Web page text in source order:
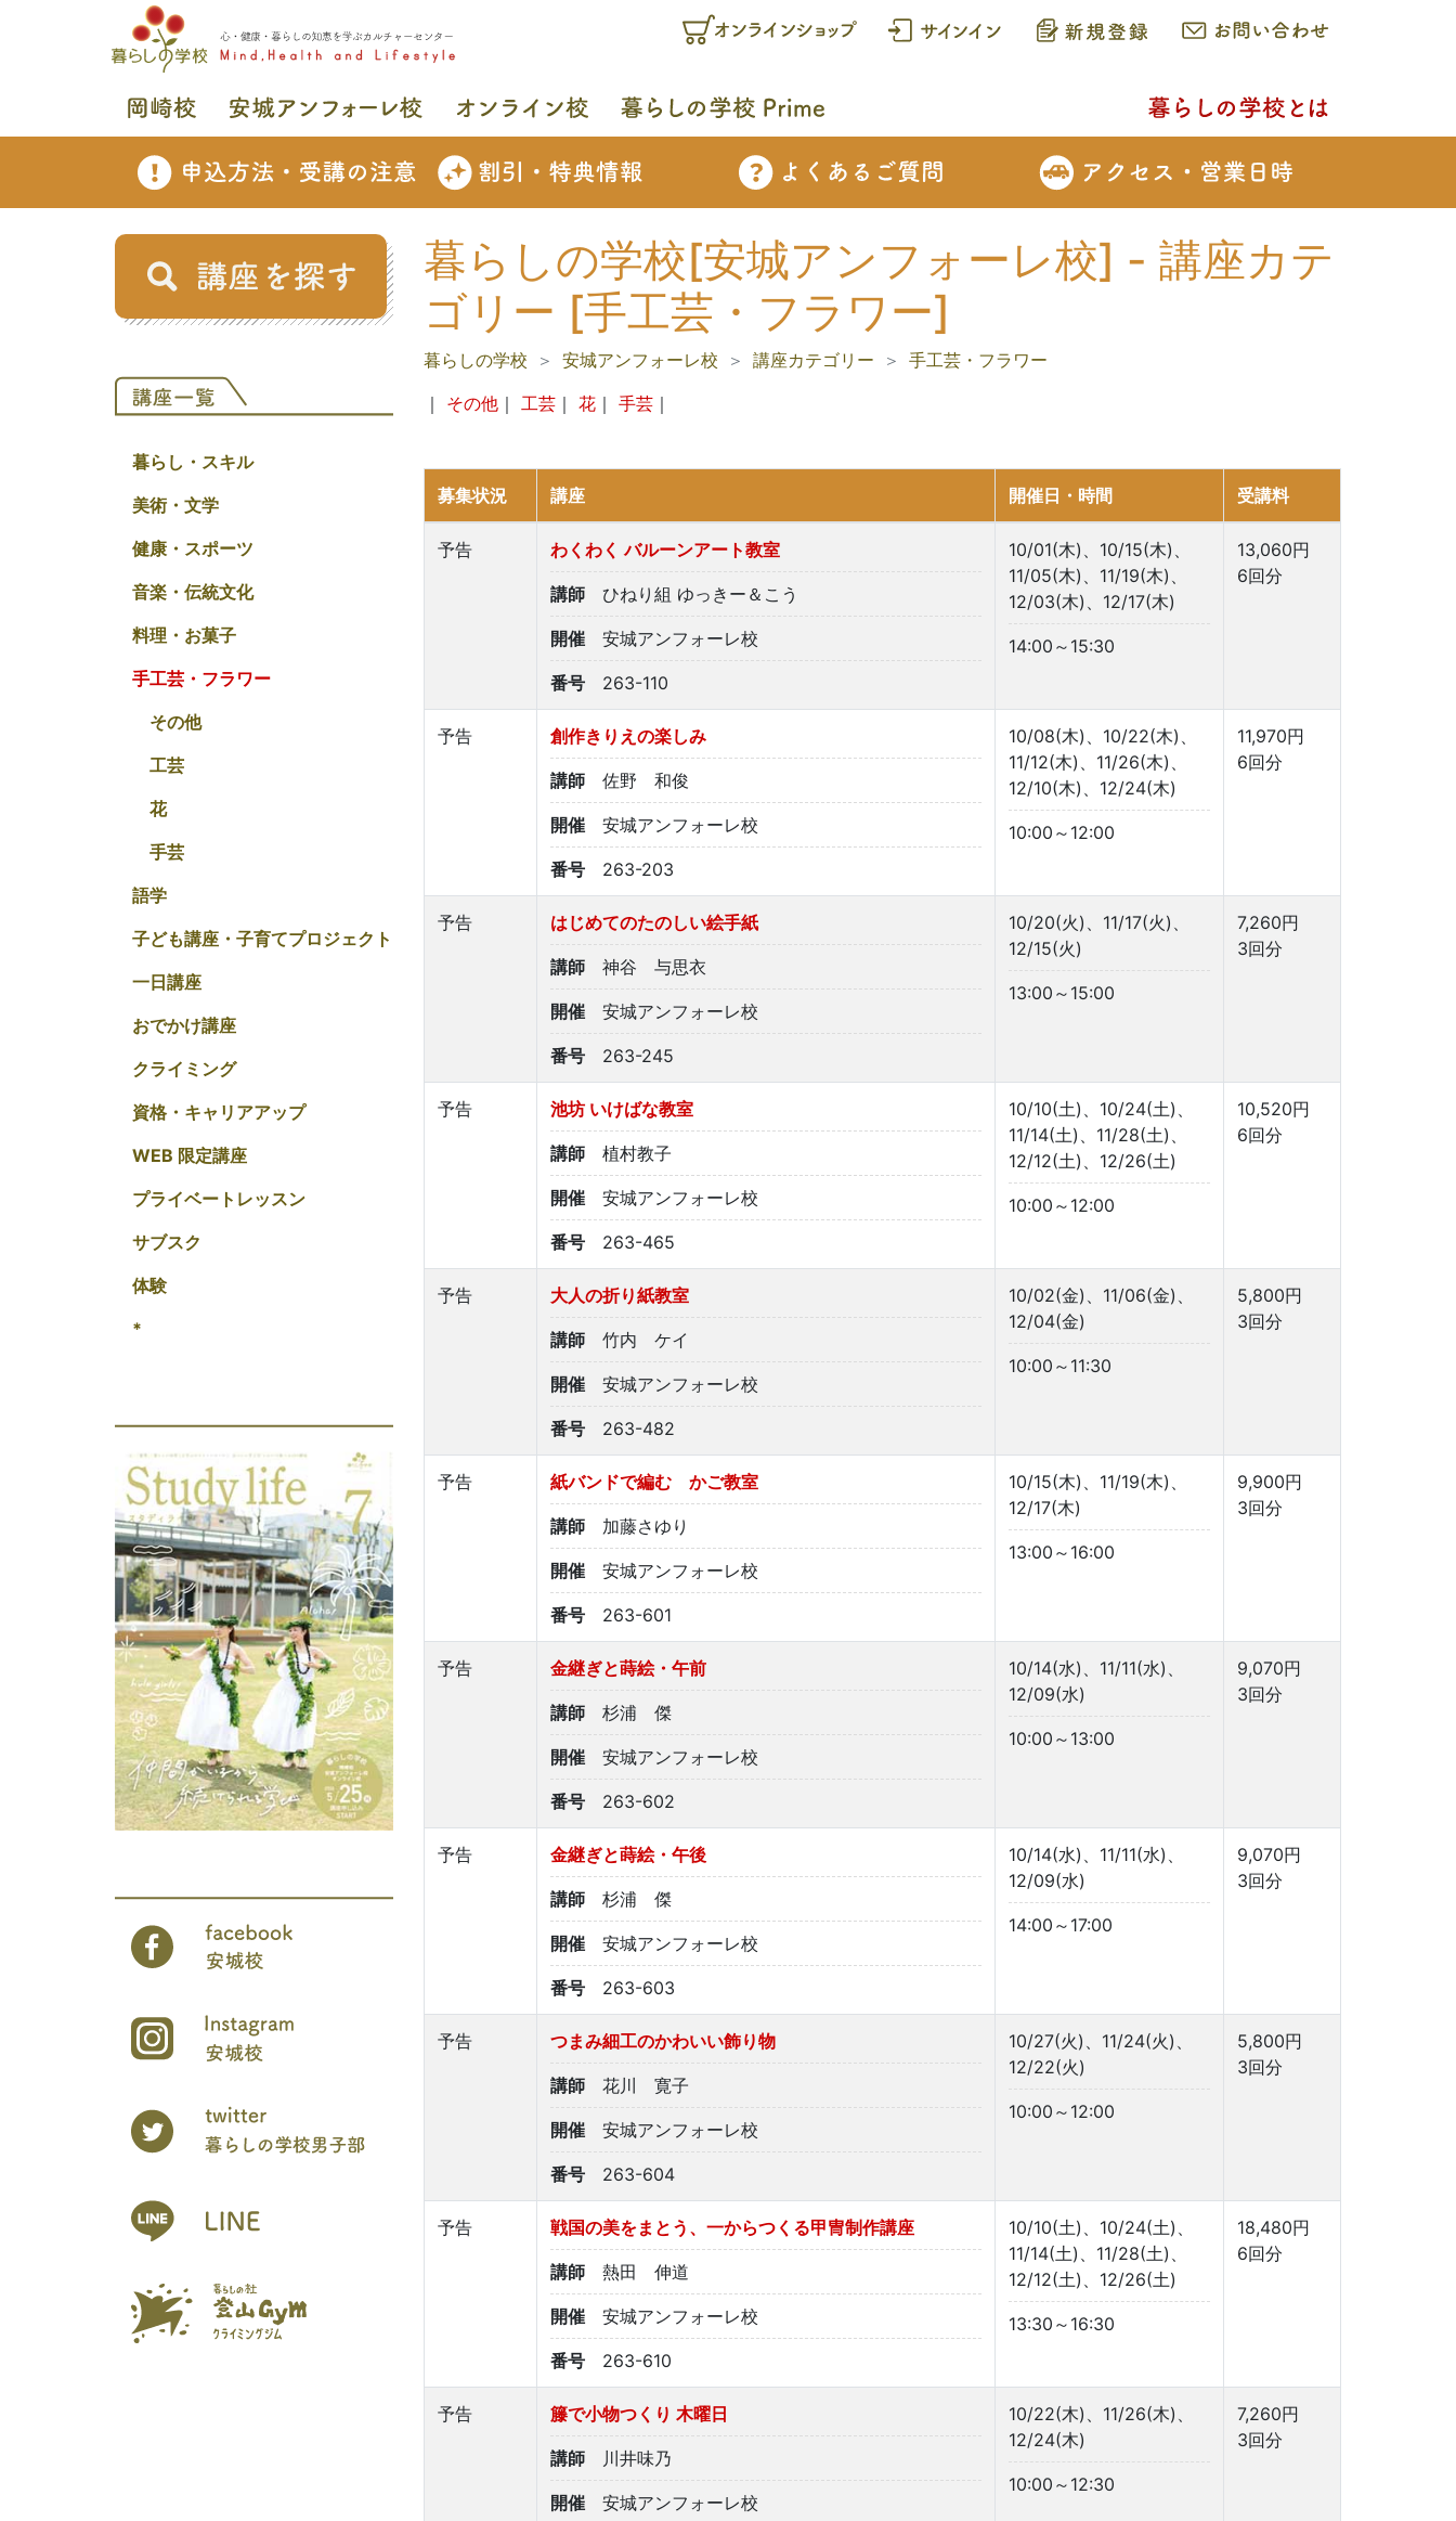
暮らし・スキル
美術・文学
健康・スポーツ
音楽・伝統文化
料理・お菓子
手工芸・フラワー
その他
工芸
花
手芸
語学
子ども講座・子育てプロジェクト
一日講座
おでかけ講座
クライミング
資格・キャリアアップ
WEB 限定講座
プライベートレッスン
サブスク
体験
*
暮らしの学校[安城アンフォーレ校] - 講座カテ
ゴリー [手工芸・フラワー]
暮らしの学校 安城アンフォーレ校 講座カテゴリー
手工芸・フラワー
｜ その他 ｜ 工芸 ｜ 花 ｜ 手芸 ｜
募集状況 講座 開催日・時間 受講料
予告 わくわく バルーンアート教室
講師 ひねり組 ゆっきー＆こう
開催 安城アンフォーレ校
番号 263-110
10/01(木)、10/15(木)、
11/05(木)、11/19(木)、
12/03(木)、12/17(木)
14:00～15:30
13,060円
6回分
予告 創作きりえの楽しみ
講師 佐野 和俊
開催 安城アンフォーレ校
番号 263-203
10/08(木)、10/22(木)、
11/12(木)、11/26(木)、
12/10(木)、12/24(木)
10:00～12:00
11,970円
6回分
予告 はじめてのたのしい絵手紙
講師 神谷 与思衣
開催 安城アンフォーレ校
番号 263-245
10/20(火)、11/17(火)、
12/15(火)
13:00～15:00
7,260円
3回分
予告 池坊 いけばな教室
講師 植村教子
開催 安城アンフォーレ校
番号 263-465
10/10(土)、10/24(土)、
11/14(土)、11/28(土)、
12/12(土)、12/26(土)
10:00～12:00
10,520円
6回分
予告 大人の折り紙教室
講師 竹内 ケイ
開催 安城アンフォーレ校
番号 263-482
10/02(金)、11/06(金)、
12/04(金)
10:00～11:30
5,800円
3回分
予告 紙バンドで編む かご教室
講師 加藤さゆり
開催 安城アンフォーレ校
番号 263-601
10/15(木)、11/19(木)、
12/17(木)
13:00～16:00
9,900円
3回分
予告 金継ぎと蒔絵・午前
講師 杉浦 傑
開催 安城アンフォーレ校
番号 263-602
10/14(水)、11/11(水)、
12/09(水)
10:00～13:00
9,070円
3回分
予告 金継ぎと蒔絵・午後
講師 杉浦 傑
開催 安城アンフォーレ校
番号 263-603
10/14(水)、11/11(水)、
12/09(水)
14:00～17:00
9,070円
3回分
予告 つまみ細工のかわいい飾り物
講師 花川 寛子
開催 安城アンフォーレ校
番号 263-604
10/27(火)、11/24(火)、
12/22(火)
10:00～12:00
5,800円
3回分
予告 戦国の美をまとう、一からつくる甲冑制作講座
講師 熱田 伸道
開催 安城アンフォーレ校
番号 263-610
10/10(土)、10/24(土)、
11/14(土)、11/28(土)、
12/12(土)、12/26(土)
13:30～16:30
18,480円
6回分
予告 籐で小物つくり 木曜日
講師 川井味乃
開催 安城アンフォーレ校
10/22(木)、11/26(木)、
12/24(木)
10:00～12:30
7,260円
3回分